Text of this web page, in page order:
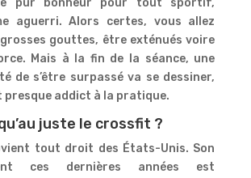
pur bonheur pour tout sportif,
aguerri. Alors certes, vous allez
gouttes, être exténués voire
Mais à la fin de la séance, une
de s’être surpassé va se dessiner,
presque addict à la pratique.
juste le crossfit ?
tout droit des États-Unis. Son
ces dernières années est